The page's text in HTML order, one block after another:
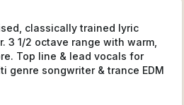
classically trained lyric
3 1/2 octave range with warm,
Top line & lead vocals for
genre songwriter & trance EDM